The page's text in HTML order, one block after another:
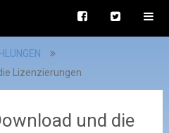
Lizenzierungen
und die